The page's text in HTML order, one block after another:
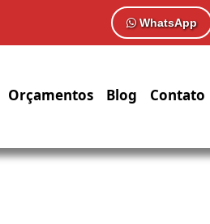
WhatsApp
Orçamentos Blog Contato